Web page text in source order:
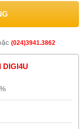
(024)3941.3862
DIGI4U